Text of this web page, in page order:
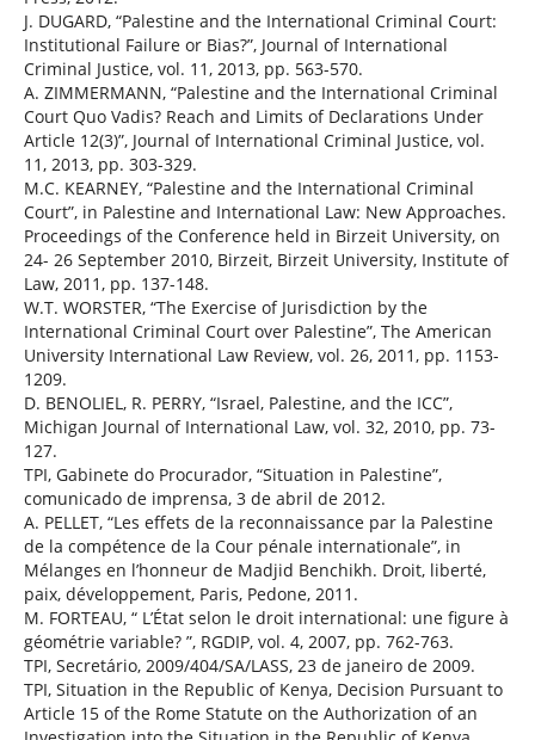
J. DUGARD, “Palestine and the International Criminal Court:
Institutional Failure or Bias?”, Journal of International
Criminal Justice, vol. 11, 2013, pp. 563-570.
A. ZIMMERMANN, “Palestine and the International Criminal
Court Quo Vadis? Reach and Limits of Declarations Under
Article 12(3)”, Journal of International Criminal Justice, vol.
11, 2013, pp. 303-329.
M.C. KEARNEY, “Palestine and the International Criminal
Court”, in Palestine and International Law: New Approaches.
Proceedings of the Conference held in Birzeit University, on
24- 26 September 2010, Birzeit, Birzeit University, Institute of
Law, 2011, pp. 137-148.
W.T. WORSTER, “The Exercise of Jurisdiction by the
International Criminal Court over Palestine”, The American
University International Law Review, vol. 26, 2011, pp. 1153-
1209.
D. BENOLIEL, R. PERRY, “Israel, Palestine, and the ICC”,
Michigan Journal of International Law, vol. 32, 2010, pp. 73-
127.
TPI, Gabinete do Procurador, “Situation in Palestine”,
comunicado de imprensa, 3 de abril de 2012.
A. PELLET, “Les effets de la reconnaissance par la Palestine
de la compétence de la Cour pénale internationale”, in
Mélanges en l’honneur de Madjid Benchikh. Droit, liberté,
paix, développement, Paris, Pedone, 2011.
M. FORTEAU, “ L’État selon le droit international: une figure à
géométrie variable? ”, RGDIP, vol. 4, 2007, pp. 762-763.
TPI, Secretário, 2009/404/SA/LASS, 23 de janeiro de 2009.
TPI, Situation in the Republic of Kenya, Decision Pursuant to
Article 15 of the Rome Statute on the Authorization of an